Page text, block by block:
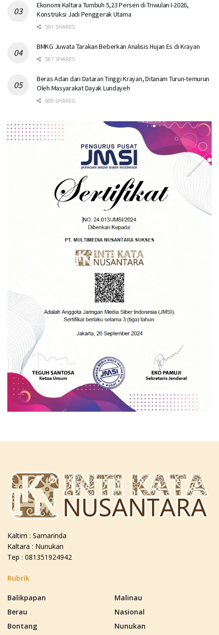
Ekonomi Kaltara Tumbuh 5,23 Persen di Triwulan I-2026,
Konstruksi Jadi Penggerak Utama
591 SHARES
BMKG Juwata Tarakan Beberkan Analisis Hujan Es di Krayan
587 SHARES
Beras Adan dari Dataran Tinggi Krayan, Ditanam Turun-temurun
Oleh Masyarakat Dayak Lundayeh
600 SHARES
Kaltim : Samarinda
Kaltara : Nunukan
Tep : 081351924942
Rubrik
Balikpapan
Berau
Bontang
Malinau
Nasional
Nunukan